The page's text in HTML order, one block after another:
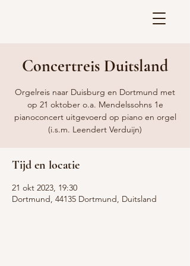
Concertreis Duitsland
Orgelreis naar Duisburg en Dortmund met
op 21 oktober o.a. Mendelssohns 1e
pianoconcert uitgevoerd op piano en orgel
(i.s.m. Leendert Verduijn)
Tijd en locatie
21 okt 2023, 19:30
Dortmund, 44135 Dortmund, Duitsland